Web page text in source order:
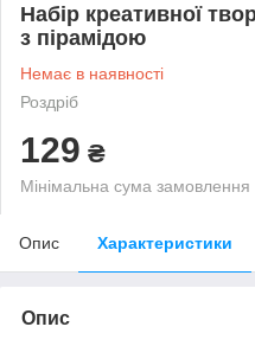
Набір креативної
з пірамідою
Немає в наявності
Роздріб
129 ₴
Мінімальна сума
Опис Характеристики
Опис